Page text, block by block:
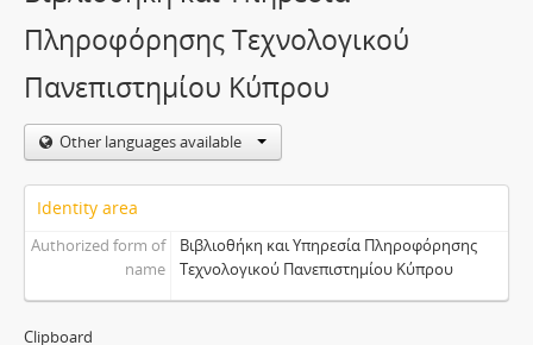
Πληροφόρησης Τεχνολογικού
Πανεπιστημίου Κύπρου
Other languages available
Identity area
Authorized form of
name
Βιβλιοθήκη και Υπηρεσία Πληροφόρησης
Τεχνολογικού Πανεπιστημίου Κύπρου
Clipboard